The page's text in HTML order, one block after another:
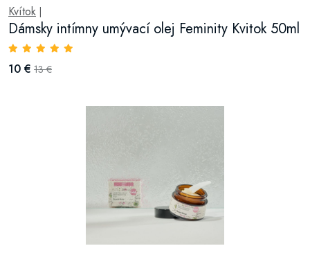
Kvítok
Dámsky intímny umývací olej Feminity Kvitok 50ml
10 € 13 €